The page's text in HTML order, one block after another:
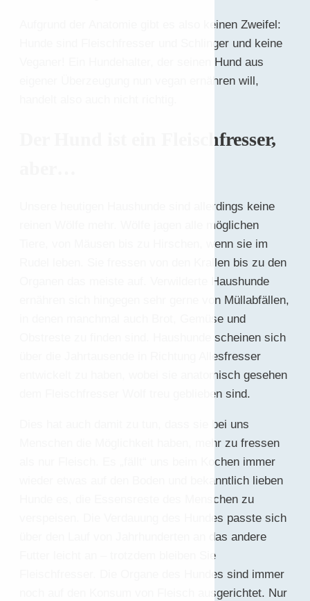
Aufgrund der Anatomie gibt es also keinen Zweifel:
Hunde sind Fleischfresser und Schlinger und keine
Veganer! Ein Hundehalter, der seinen Hund aus
eigener Überzeugung nun vegan ernähren will,
Der Hund ist ein Fleischfresser,
Unsere heutigen Haushunde sind allerdings keine
reinen Wölfe mehr. Wölfe jagen alle möglichen
Tiere, von Mäusen bis zu Hirschen, wenn sie im
Rudel leben. Sie fressen von den Krallen bis zu den
Organen das meiste auf. Verwilderte Haushunde
ernähren sich hingegen sehr gerne von Müllabfällen,
in denen manchmal auch Brot, Gemüse und
Obstreste zu finden sind. Haushunde scheinen sich
über die Jahrtausende in Richtung Allesfresser
entwickelt zu haben, wobei sie anatomisch gesehen
dem Fleischfresser Wolf treu geblieben sind.
Dies hat auch damit zu tun, dass sie bei uns
Menschen die Möglichkeit haben, mehr zu fressen
als nur Fleisch. Es „fällt“ uns beim Kochen immer
wieder etwas auf den Boden und bekanntlich lieben
Hunde es, die Essensreste des Menschen zu
verspeisen. Die Verdauung des Hundes passte sich
über den Lauf von Jahrhunderten an das andere
Futter leicht an – trotzdem bleiben Sie
Fleischfresser. Die Organe des Hundes sind immer
noch auf den Konsum von Fleisch ausgerichtet. Nur